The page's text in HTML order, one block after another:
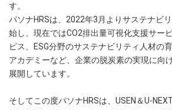
す。
パソナHRSは、2022年3月よりサステナビ
始し、現在ではCO2排出量可視化支援サー
ビス、ESG分野のサステナビリティ人材の
アカデミーなど、企業の脱炭素の実現に向
展開しています。
そしてこの度パソナHRSは、USEN＆U-